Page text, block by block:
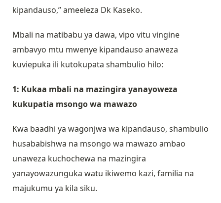
kipandauso,” ameeleza Dk Kaseko.
Mbali na matibabu ya dawa, vipo vitu vingine
ambavyo mtu mwenye kipandauso anaweza
kuviepuka ili kutokupata shambulio hilo:
1: Kukaa mbali na mazingira yanayoweza
kukupatia msongo wa mawazo
Kwa baadhi ya wagonjwa wa kipandauso, shambulio
husababishwa na msongo wa mawazo ambao
unaweza kuchochewa na mazingira
yanayowazunguka watu ikiwemo kazi, familia na
majukumu ya kila siku.